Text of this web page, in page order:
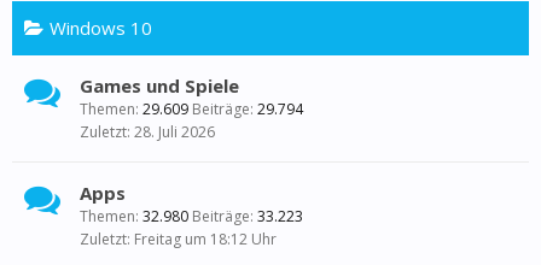
Windows 10
Games und Spiele
Themen: 29.609 Beiträge: 29.794
28. Juli 2026
Apps
Themen: 32.980 Beiträge: 33.223
Freitag um 18:12 Uhr